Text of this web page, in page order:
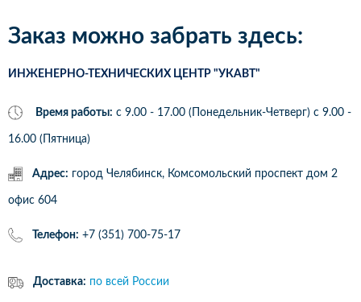
Заказ можно забрать здесь:
ИНЖЕНЕРНО-ТЕХНИЧЕСКИХ ЦЕНТР "УКАВТ"
Время работы: с 9.00 - 17.00 (Понедельник-Четверг) c 9.00 -
16.00 (Пятница)
Адрес: город Челябинск, Комсомольский проспект дом 2
офис 604
Телефон: +7 (351) 700-75-17
Доставка: по всей России